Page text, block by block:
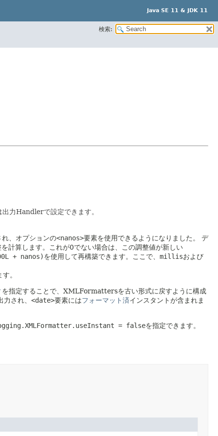
Java SE 11 & JDK 11
検索:
力Handlerで設定できます。
、オプションの<nanos>要素を使用できるようになりました。
デ
計算します。これが0でない場合は、この調整値が新しい
+ nanos)を使用して再構築できます。ここで、 millisおよび
。
を指定することで、XMLFormattersを古い形式に戻すように構成
力され、 <date>要素にはフォーマット済インスタントが含まれま
= falseを指定できます。